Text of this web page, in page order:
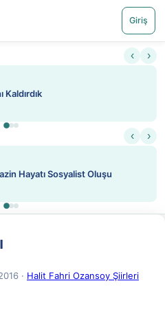
Giriş
‹ ›
Kaldırdık
‹ ›
Hayatı Sosyalist Oluşu
· Halit Fahri Ozansoy Şiirleri